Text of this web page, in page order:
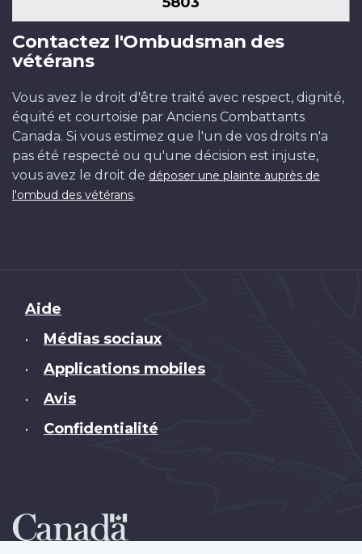
Contactez l'Ombudsman des
vétérans
Vous avez le droit d'être traité avec respect, dignité,
équité et courtoisie par Anciens Combattants
Canada. Si vous estimez que l'un de vos droits n'a
pas été respecté ou qu'une décision est injuste,
vous avez le droit de déposer une plainte auprès de
l'ombud des vétérans.
Brand
Aide
• Médias sociaux
• Applications mobiles
• Avis
• Confidentialité